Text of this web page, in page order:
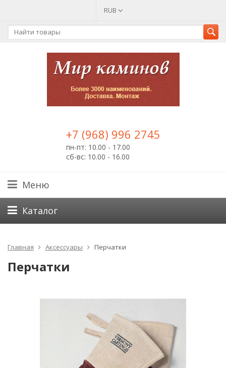
RUB
+7 (968) 996 2745
пн-пт: 10.00 - 17.00
сб-вс: 10.00 - 16.00
Меню
Каталог
Главная Аксессуары Перчатки
Перчатки